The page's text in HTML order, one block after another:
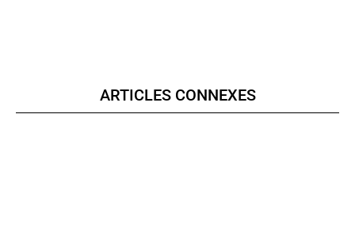
ARTICLES CONNEXES